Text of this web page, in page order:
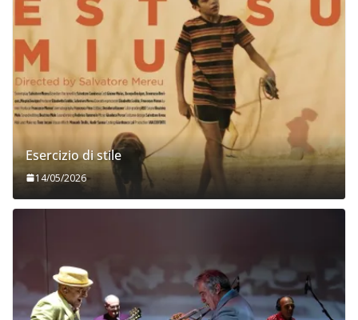
Esercizio di stile
14/05/2026